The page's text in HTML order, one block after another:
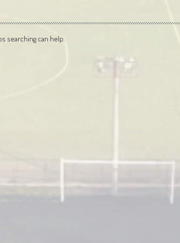
searching can help.